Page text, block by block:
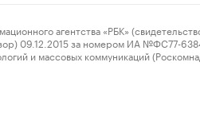
агентства «РБК»
09.12.2015 за номером ИА №ФС77-
и массовых коммуникаций